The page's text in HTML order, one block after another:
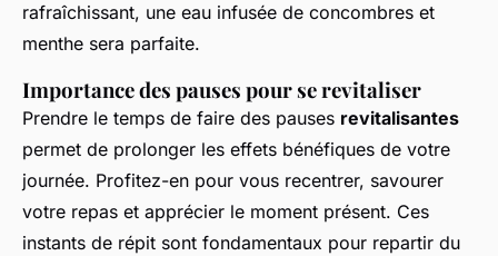
rafraîchissant, une eau infusée de concombres et
menthe sera parfaite.
Importance des pauses pour se revitaliser
Prendre le temps de faire des pauses revitalisantes
permet de prolonger les effets bénéfiques de votre
journée. Profitez-en pour vous recentrer, savourer
votre repas et apprécier le moment présent. Ces
instants de répit sont fondamentaux pour repartir du